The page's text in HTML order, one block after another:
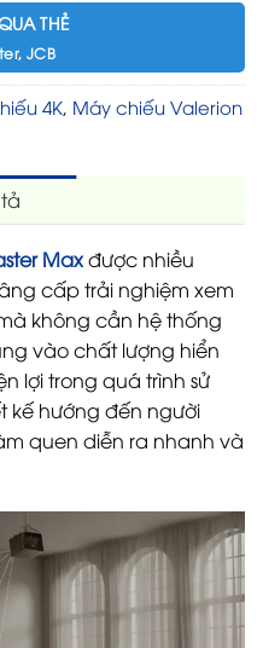
THẺ
JCB
4K Máy chiếu Valerion
Maxđược nhiều
cấp trải nghiệm xem
không cần hệ thống
vào chất lượng hiển
lợi trong quá trình sử
kế hướng đến người
quen diễn ra nhanh và